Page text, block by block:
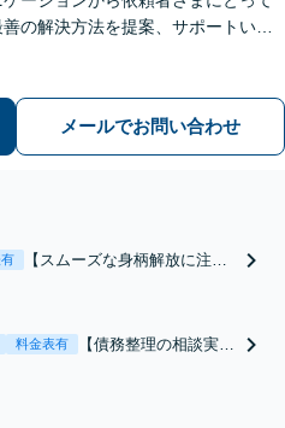
の解決方法を提案、サポートいた
祉や医療と連携し垣根を超えて解決
と導きます。【休日、夜間対応可
】
メールでお問い合わせ
【スムーズな身柄解放に注
気持ちに配慮しながら、今後
どのような手続きを踏めばよ
料金表有
【債務整理の相談実績